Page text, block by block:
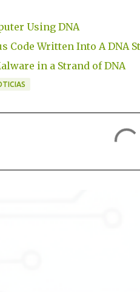
Using DNA
Code Written Into A DNA
in a Strand of DNA